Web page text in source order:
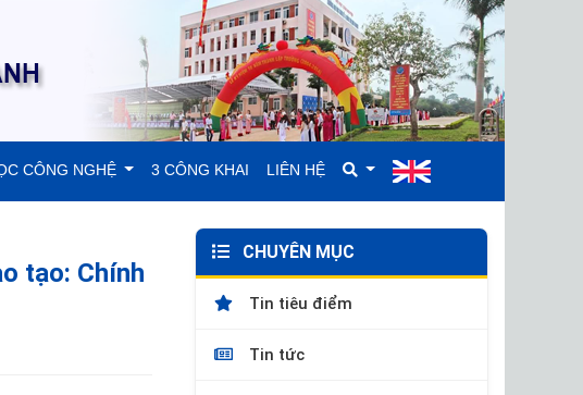
CÔNG NGHỆ 3 CÔNG KHAI LIÊN HỆ
tạo: Chính
CHUYÊN MỤC
Tin tiêu điểm
Tin tức